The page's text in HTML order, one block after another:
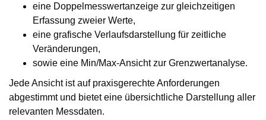
eine Doppelmesswertanzeige zur gleichzeitigen
Erfassung zweier Werte,
eine grafische Verlaufsdarstellung für zeitliche
Veränderungen,
sowie eine Min/Max-Ansicht zur Grenzwertanalyse.
Jede Ansicht ist auf praxisgerechte Anforderungen
abgestimmt und bietet eine übersichtliche Darstellung aller
relevanten Messdaten.